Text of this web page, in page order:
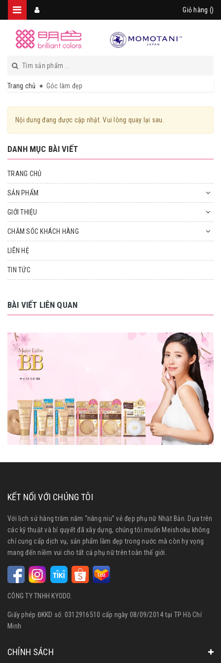
Giỏ hàng ()
Trang chủ Góc làm đẹp
Nội dung đang được cập nhật. Vui lòng quay lại sau.
DANH MỤC BÀI VIẾT
TRANG CHỦ
SẢN PHẨM
GIỚI THIỆU
CHĂM SÓC KHÁCH HÀNG
LIÊN HỆ
TIN TỨC
BÀI VIẾT LIÊN QUAN
KẾT NỐI VỚI CHÚNG TÔI
Với lịch sử hàng trăm năm “nâng niu” vẻ đẹp phụ nữ Nhật Bản. Dựa trên
các kỹ thuật và bí quyết đã xây dựng, chúng tôi muốn Meishoku không
chỉ cung cấp dịch vụ, sản phẩm làm đẹp trong nước mà còn hy vọng
mang đến niềm vui cho tất cả phụ nữ trên toàn thế giới.
CÔNG TY TNHH KYODO.
Giấy phép ĐKKD số: 0312916510 cấp ngày 08/09/2014 tại TP Hồ Chí
Minh
CHÍNH SÁCH